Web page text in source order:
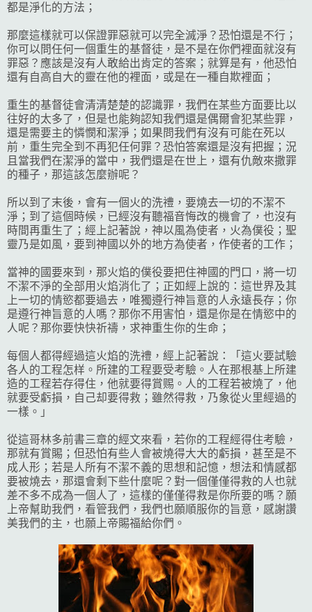
都是淨化的方法；
那麼這樣就可以保證罪惡就可以完全滅淨？恐怕還是不行；
你可以問任何一個重生的基督徒，是不是在你們裡面就沒有
罪惡？應該是沒有人敢給出肯定的答案；就算是有，他恐怕
還有自高自大的靈在他的裡面，或是在一種自欺裡面；
重生的基督徒會清清楚楚的認識罪，我們在某些方面要比以
往好的太多了，但是也能夠認知我們還是偶爾會犯某些罪，
還是需要主的憐憫和潔淨；如果問我們有沒有可能在死以
前，重生完全到不再犯任何罪？恐怕答案還是沒有把握；況
且當我們在潔淨的當中，我們還是在世上，還有仇敵來撒罪
的種子，那這該怎麼辦呢？
所以到了末後，會有一個火的洗禮，要燒去一切的不潔不
淨；到了這個時候，已經沒有聽福音悔改的機會了，也沒有
時間再重生了；經上記著說，神以風為使者，火為僕役；聖
靈乃是如風，要到神國以外的地方為使者，作使者的工作；
當神的國要來到，那火焰的僕役要把住神國的門口，將一切
不潔不淨的全部用火焰消化了；正如經上說的：這世界及其
上一切的情慾都要過去，唯獨遵行神旨意的人永遠長存；你
是遵行神旨意的人嗎？那你不用害怕，還是你是在情慾中的
人呢？那你要快快祈禱，求神重生你的生命；
每個人都得經過這火焰的洗禮，經上記著說：「這火要試驗
各人的工程怎样。所建的工程要受考驗。人在那根基上所建
造的工程若存得住，他就要得賞赐。人的工程若被燒了，他
就要受虧損，自己却要得救；雖然得救，乃象從火里經過的
一樣。」
從這哥林多前書三章的經文來看，若你的工程經得住考驗，
那就有賞賜；但恐怕有些人會被燒得大大的虧損，甚至是不
成人形；若是人所有不潔不義的思想和記憶，想法和情感都
要被燒去，那還會剩下些什麼呢？對一個僅僅得救的人也就
差不多不成為一個人了，這樣的僅僅得救是你所要的嗎？願
上帝幫助我們，看管我們，我們也願順服你的旨意，感謝讚
美我們的主，也願上帝賜福給你們。